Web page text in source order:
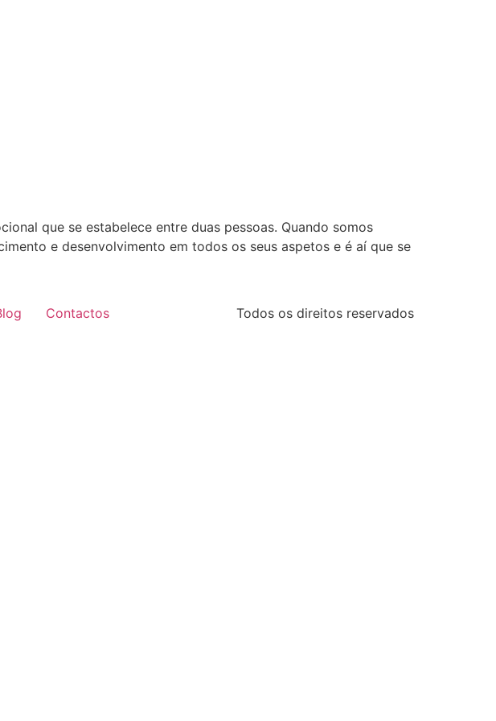
que se estabelece entre duas pessoas. Quando somos
e desenvolvimento em todos os seus aspetos e é aí que se
Contactos Todos os direitos reservados